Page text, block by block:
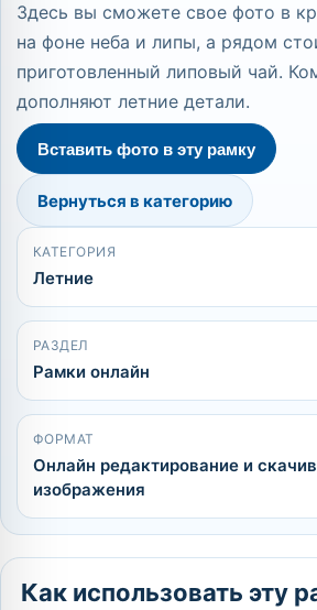
Здесь вы сможете свое фото в
на фоне неба и липы, а рядом
приготовленный липовый чай.
дополняют летние детали.
Вставить фото в эту рамку
Вернуться в категорию
КАТЕГОРИЯ
Летние
РАЗДЕЛ
Рамки онлайн
ФОРМАТ
Онлайн редактирование и
изображения
Как использовать эту